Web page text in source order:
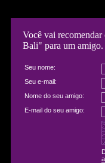
Você vai
Bali" para um amigo.
Seu nome:
Seu e-mail:
Nome do seu amigo:
E-mail do seu amigo: